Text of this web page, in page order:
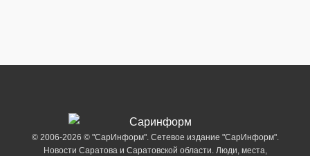
© 2006-2026 © "СарИнформ". Сетевое издание "СарИнформ".
Новости Саратова и Саратовской области. Люди, места,